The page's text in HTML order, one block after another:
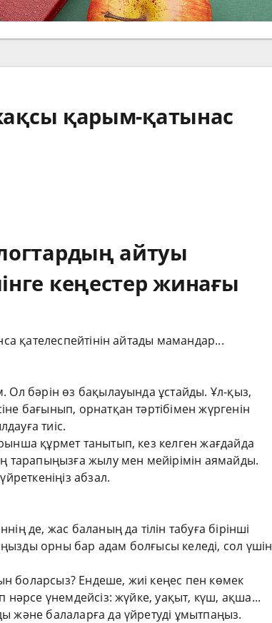
қарым-қатынас
айтуы
кеңестер жинағы
қателеспейтінін айтады мамандар...
бәрін өз бақылауында ұстайды. Ұл-қыз,
бағынып, орнатқан тәртібімен жүргенін
тиіс.
құрмет танытып, кез келген жағдайда
тарапыңызға жылу мен мейірімін аямайды.
абзал.
де, жас баланың да тілін табуға бірінші
орны бар адам болғысы келеді, сол үшін
боларсыз? Ендеше, жиі кеңес пен көмек
нәрсе үнемдейсіз: жүйке, уақыт, күш, ақша...
және балаларға да үйретуді ұмытпаңыз.